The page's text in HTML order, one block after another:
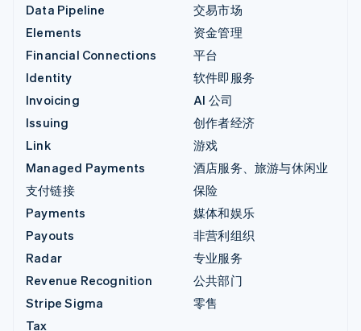
Data Pipeline
Elements
Financial Connections
Identity
Invoicing
Issuing
Link
Managed Payments
支付链接
Payments
Payouts
Radar
Revenue Recognition
Stripe Sigma
Tax
交易市场
资金管理
平台
软件即服务
AI 公司
创作者经济
游戏
酒店服务、旅游与休闲业
保险
媒体和娱乐
非营利组织
专业服务
公共部门
零售